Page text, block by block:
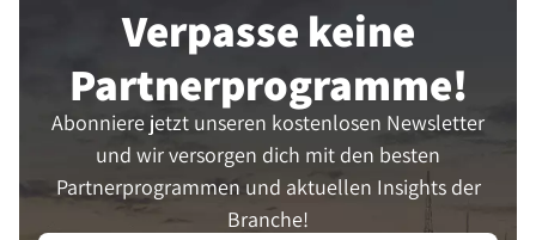
Verpasse keine
Partner­programme!
Abonniere jetzt unseren kostenlosen Newsletter
und wir versorgen dich mit den besten
Partnerprogrammen und aktuellen Insights der
Branche!